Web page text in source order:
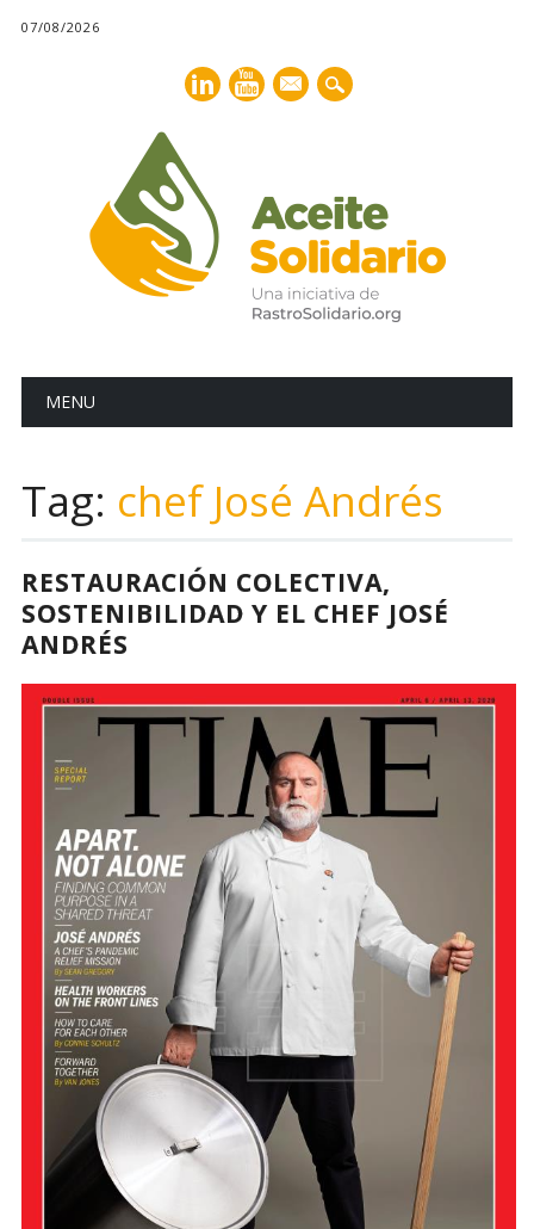
07/08/2026
mail
Main menu
MENU
Tag: chef José Andrés
RESTAURACIÓN COLECTIVA,
SOSTENIBILIDAD Y EL CHEF JOSÉ
ANDRÉS